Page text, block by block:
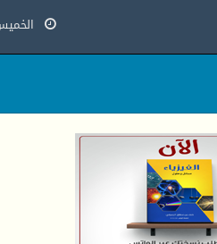
الخميس 6 اغسطس 2026 م - 20